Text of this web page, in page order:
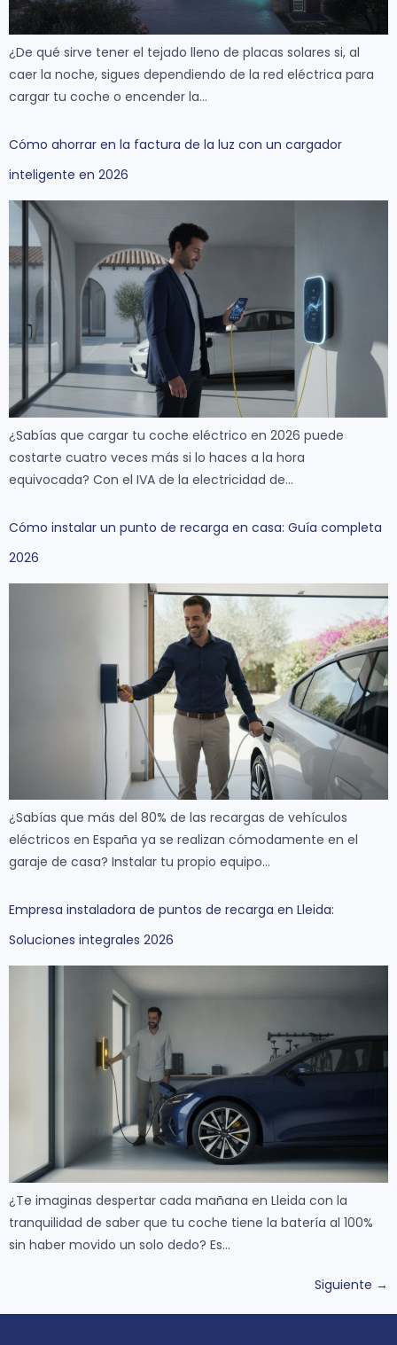
¿De qué sirve tener el tejado lleno de placas solares si, al
caer la noche, sigues dependiendo de la red eléctrica para
cargar tu coche o encender la…
Cómo ahorrar en la factura de la luz con un cargador
inteligente en 2026
¿Sabías que cargar tu coche eléctrico en 2026 puede
costarte cuatro veces más si lo haces a la hora
equivocada? Con el IVA de la electricidad de…
Cómo instalar un punto de recarga en casa: Guía completa
2026
¿Sabías que más del 80% de las recargas de vehículos
eléctricos en España ya se realizan cómodamente en el
garaje de casa? Instalar tu propio equipo…
Empresa instaladora de puntos de recarga en Lleida:
Soluciones integrales 2026
¿Te imaginas despertar cada mañana en Lleida con la
tranquilidad de saber que tu coche tiene la batería al 100%
sin haber movido un solo dedo? Es…
Siguiente →